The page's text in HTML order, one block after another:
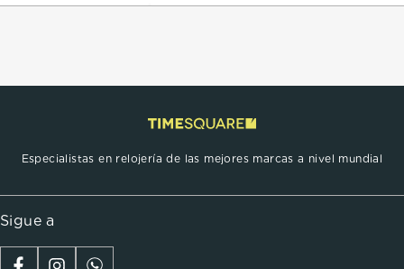
Especialistas en relojería de las mejores marcas a nivel mundial
Sigue a